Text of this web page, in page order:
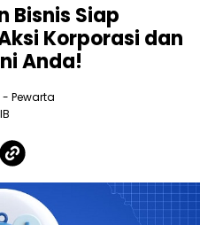
Bisnis Siap
Korporasi dan
Anda!
- Pewarta